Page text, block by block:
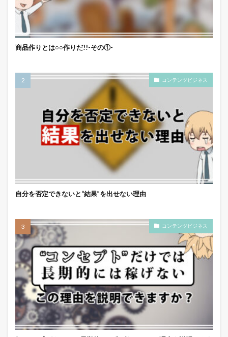
商品作りとは○○作りだ!!-その①-
コンテンツビジネス
自分を否定できないと“結果”を出せない理由
コンテンツビジネス